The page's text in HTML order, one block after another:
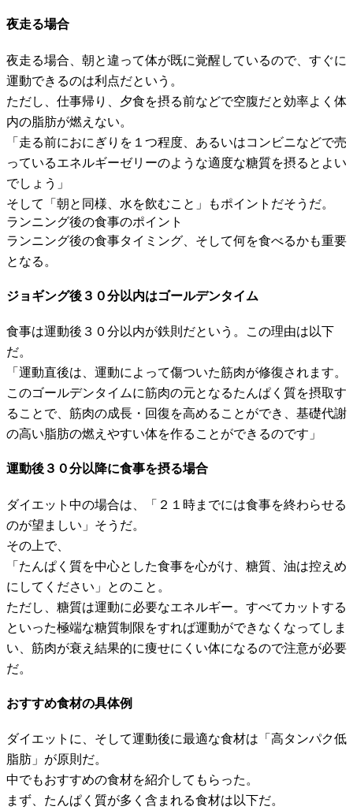
夜走る場合
夜走る場合、朝と違って体が既に覚醒しているので、すぐに
運動できるのは利点だという。
ただし、仕事帰り、夕食を摂る前などで空腹だと効率よく体
内の脂肪が燃えない。
「走る前におにぎりを１つ程度、あるいはコンビニなどで売
っているエネルギーゼリーのような適度な糖質を摂るとよい
でしょう」
そして「朝と同様、水を飲むこと」もポイントだそうだ。
ランニング後の食事のポイント
ランニング後の食事タイミング、そして何を食べるかも重要
となる。
ジョギング後３０分以内はゴールデンタイム
食事は運動後３０分以内が鉄則だという。この理由は以下
だ。
「運動直後は、運動によって傷ついた筋肉が修復されます。
このゴールデンタイムに筋肉の元となるたんぱく質を摂取す
ることで、筋肉の成長・回復を高めることができ、基礎代謝
の高い脂肪の燃えやすい体を作ることができるのです」
運動後３０分以降に食事を摂る場合
ダイエット中の場合は、「２１時までには食事を終わらせる
のが望ましい」そうだ。
その上で、
「たんぱく質を中心とした食事を心がけ、糖質、油は控えめ
にしてください」とのこと。
ただし、糖質は運動に必要なエネルギー。すべてカットする
といった極端な糖質制限をすれば運動ができなくなってしま
い、筋肉が衰え結果的に痩せにくい体になるので注意が必要
だ。
おすすめ食材の具体例
ダイエットに、そして運動後に最適な食材は「高タンパク低
脂肪」が原則だ。
中でもおすすめの食材を紹介してもらった。
まず、たんぱく質が多く含まれる食材は以下だ。